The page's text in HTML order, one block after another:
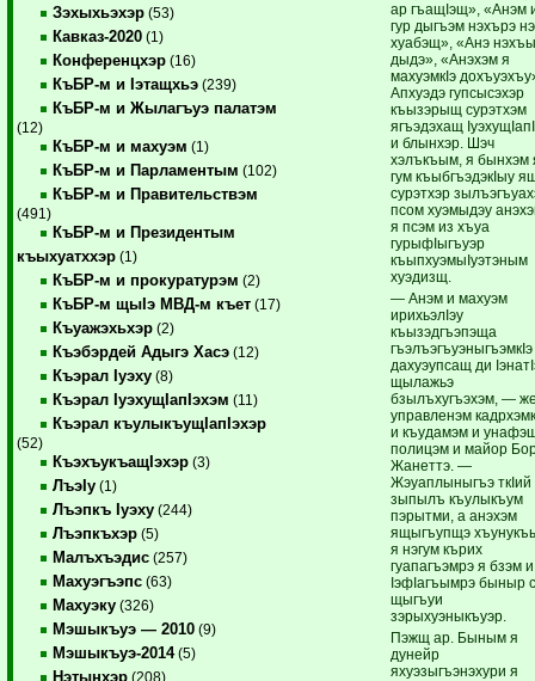
Зэхыхьэхэр (53)
Кавказ-2020 (1)
Конференцхэр (16)
КъБР-м и Iэтащхьэ (239)
КъБР-м и Жылагъуэ палатэм
(12)
КъБР-м и махуэм (1)
КъБР-м и Парламентым (102)
КъБР-м и Правительствэм
(491)
КъБР-м и Президентым
къыхуатххэр (1)
КъБР-м и прокуратурэм (2)
КъБР-м щыIэ МВД-м къет (17)
Къуажэхьхэр (2)
Къэбэрдей Адыгэ Хасэ (12)
Къэрал Iуэху (8)
Къэрал IуэхущIапIэхэм (11)
Къэрал къулыкъущIапIэхэр
(52)
КъэхъукъащIэхэр (3)
ЛъэIу (1)
Лъэпкъ Iуэху (244)
Лъэпкъхэр (5)
Малъхъэдис (257)
Махуэгъэпс (63)
Махуэку (326)
Мэшыкъуэ — 2010 (9)
Мэшыкъуэ-2014(5)
Нэтынхэр (208)
ар гъащIэщ», «Анэм
гур дыгъэм нэхърэ
хуабэщ», «Анэ
дыдэ», «Анэхэм я
махуэмкIэ
Апхуэдэ гупсысэхэр
къызэрыщ сурэтхэм
ягъэдэхащ
и блынхэр. Шэч
хэлъкъым, я бынхэм
гум къыбгъэдэкIыу
сурэтхэр
псом хуэмыдэу
я псэм из хъуа
гурыфIыгъуэр
къыпхуэмыIуэтэным
хуэдизщ.
— Анэм и махуэм
ирихьэлIэу
къызэдгъэпэща
гъэлъэгъуэныгъэмкIэ
дахуэупсащ ди
щылажьэ
бзылъхугъэхэм, —
управленэм
и къудамэм и
полицэм и майор
Жанеттэ. —
Жэуаплыныгъэ ткIий
зыпылъ къулыкъум
пэрытми, а анэхэм
ящыгъупщэ
я нэгум кърих
гуапагъэмрэ я бзэм и
IэфIагъымрэ быныр
щыгъуи
зэрыхуэныкъуэр.
Пэжщ ар. Быным я
дунейр
яхуэзыгъэнэхури я